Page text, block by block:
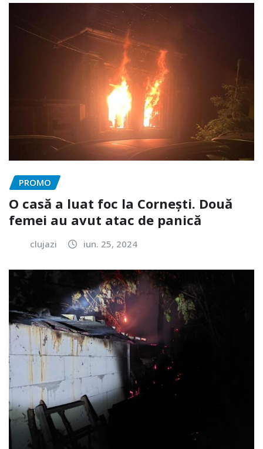
PROMO
O casă a luat foc la Cornești. Două
femei au avut atac de panică
clujazi iun. 25, 2024